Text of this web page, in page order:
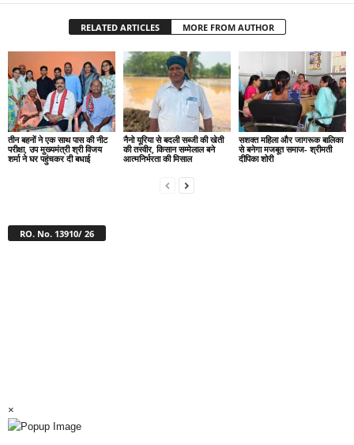
RELATED ARTICLES MORE FROM AUTHOR
तीन बहनों ने एक साथ पास की नीट
परीक्षा, उप मुख्यमंत्री श्री विजय
शर्मा ने घर पहुंचकर दी बधाई
नैनो यूरिया से बदली सब्जी की खेती
की तस्वीर, किसान सम्मेलाल बने
आत्मनिर्भरता की मिसाल
सशक्त महिला और जागरूक बालिका
से बनेगा मजबूत समाज- श्रीमती
दीपिका शोरी
RO. No. 13910/ 26
×